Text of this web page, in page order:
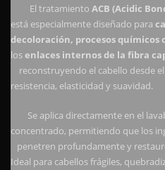
El tratamiento ACB (Acidic
está especialmente diseñado para
decoloración, procesos químicos
losenlaces internos de la fibra
reconstruyendo el cabello desde
resistencia, elasticidad y suavidad.
Se aplica directamente en el
concentrado, permitiendo que los
penetren profundamente y
Ideal para cabellos frágiles,